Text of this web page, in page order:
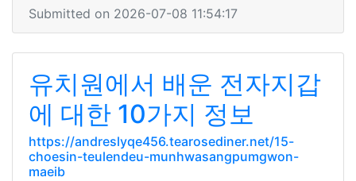
Submitted on 2026-07-08 11:54:17
유치원에서 배운 전자지갑
에 대한 10가지 정보
https://andreslyqe456.tearosediner.net/15-
choesin-teulendeu-munhwasangpumgwon-
maeib